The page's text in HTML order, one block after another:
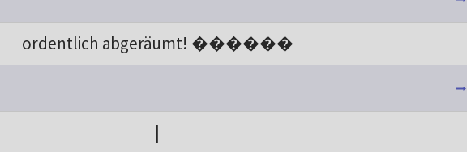
ordentlich abgeräumt! ������
|